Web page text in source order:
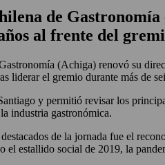
de
al frente del
(Achiga) renovó su
liderar el gremio durante más de
y permitió revisar los
industria gastronómica.
de la jornada fue el
el estallido social de 2019, la